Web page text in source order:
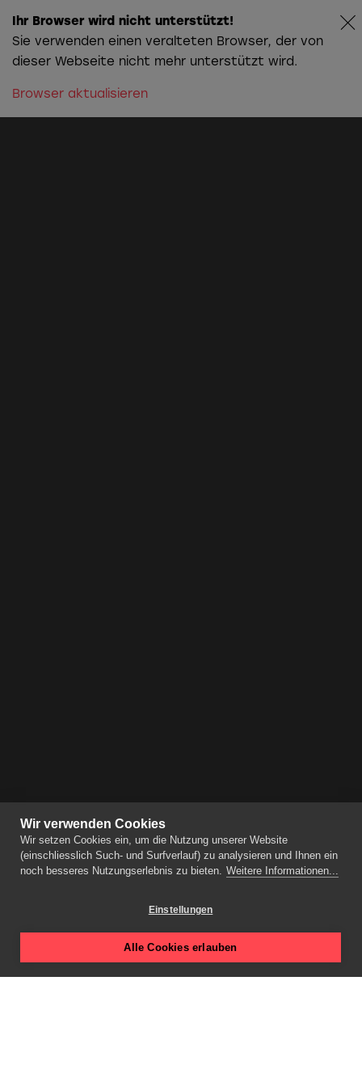
Wir verwenden Cookies
Wir setzen Cookies ein, um die Nutzung unserer Website
(einschliesslich Such- und Surfverlauf) zu analysieren und Ihnen ein
noch besseres Nutzungserlebnis zu bieten. Weitere Informationen...
Einstellungen
Alle Cookies erlauben
Ihr Browser wird nicht unterstützt!
Sie verwenden einen veralteten Browser, der von
dieser Webseite nicht mehr unterstützt wird.
Browser aktualisieren